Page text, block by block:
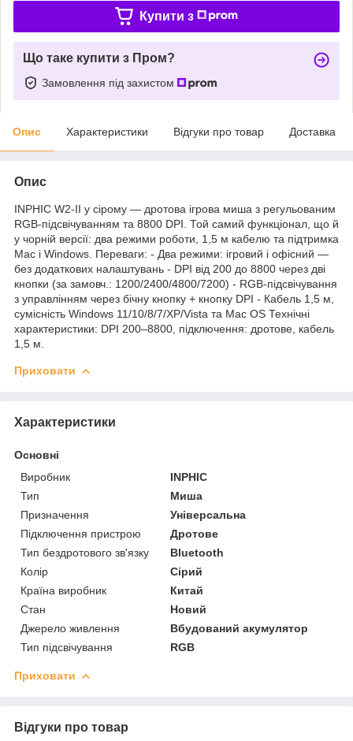
Купити з
Що таке купити з Пром?
Замовлення під захистом
Опис Характеристики Відгуки про товар Доставка
Опис
INPHIC W2-II у сірому — дротова ігрова миша з регульованим
RGB-підсвічуванням та 8800 DPI. Той самий функціонал, що й
у чорній версії: два режими роботи, 1,5 м кабелю та підтримка
Mac і Windows. Переваги: - Два режими: ігровий і офісний —
без додаткових налаштувань - DPI від 200 до 8800 через дві
кнопки (за замовч.: 1200/2400/4800/7200) - RGB-підсвічування
з управлінням через бічну кнопку + кнопку DPI - Кабель 1,5 м,
сумісність Windows 11/10/8/7/XP/Vista та Mac OS Технічні
характеристики: DPI 200–8800, підключення: дротове, кабель
1,5 м.
Приховати
Характеристики
Основні
Виробник
INPHIC
Тип
Миша
Призначення
Універсальна
Підключення пристрою
Дротове
Тип бездротового зв'язку
Bluetooth
Колір
Сірий
Країна виробник
Китай
Стан
Новий
Джерело живлення
Вбудований акумулятор
Тип підсвічування
RGB
Приховати
Відгуки про товар